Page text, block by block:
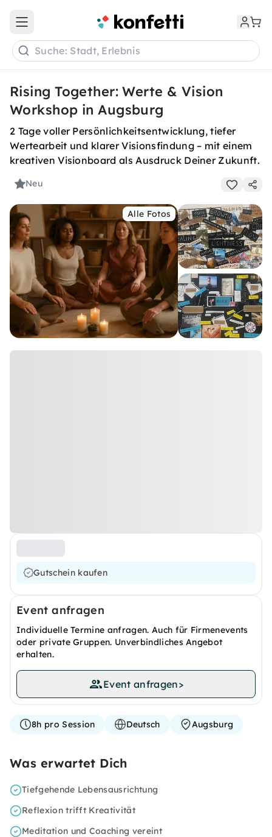
Open main menu
Suche: Stadt, Erlebnis
Rising Together: Werte & Vision
Workshop in Augsburg
2 Tage voller Persönlichkeitsentwicklung, tiefer
Wertearbeit und klarer Visionsfindung – mit einem
kreativen Visionboard als Ausdruck Deiner Zukunft.
Neu
Alle Fotos
Gutschein kaufen
Event anfragen
Individuelle Termine anfragen. Auch für Firmenevents
oder private Gruppen. Unverbindliches Angebot
erhalten.
Event anfragen>
8h pro Session Deutsch Augsburg
Was erwartet Dich
Tiefgehende Lebensausrichtung
Reflexion trifft Kreativität
Meditation und Coaching vereint